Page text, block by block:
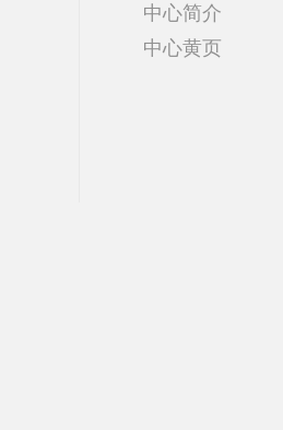
中心简介
中心黄页